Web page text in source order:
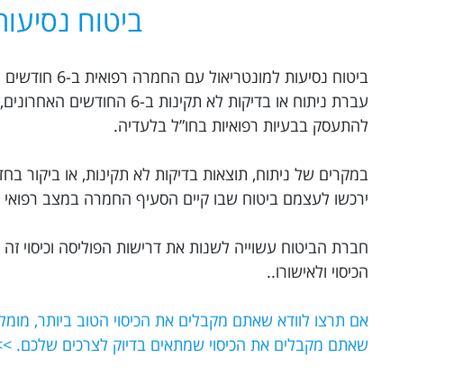
ביטוח
ביטוח
עברת ניתוח או בדיקות לא
להתעסק בבעיות רפואיות בחו”ל בלעדיה.
במקרים של ניתוח, תוצאות בדיקות לא תקינות, או ביקור
ירכשו לעצמם ביטוח שבו קיים הסעיף החמרה במצב רפואי
חברת הביטוח עשוייה לשנות את דרישות הפוליסה
הכיסוי ולאישורו..
שאתם מקבלים את הכיסוי שמתאים בדיוק לצרכים שלכם.